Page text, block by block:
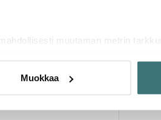
muutaman metrin
Muokkaa